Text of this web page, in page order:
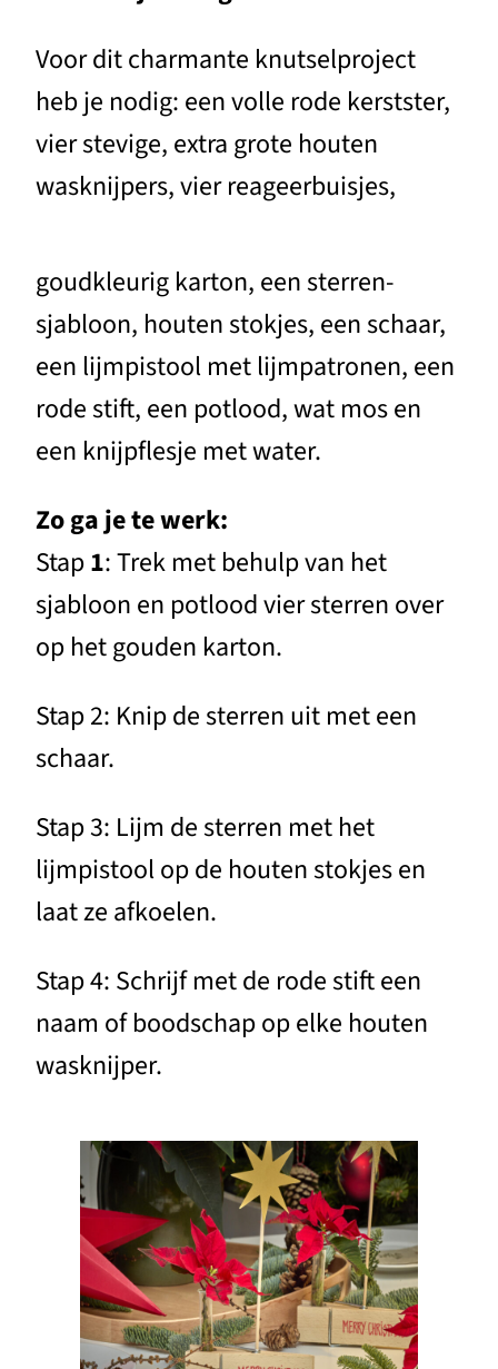
Voor dit charmante knutselproject
heb je nodig: een volle rode kerstster,
vier stevige, extra grote houten
wasknijpers, vier reageerbuisjes,
goudkleurig karton, een sterren-
sjabloon, houten stokjes, een schaar,
een lijmpistool met lijmpatronen, een
rode stift, een potlood, wat mos en
een knijpflesje met water.
Zo ga je te werk:
Stap1: Trek met behulp van het
sjabloon en potlood vier sterren over
op het gouden karton.
Stap 2: Knip de sterren uit met een
schaar.
Stap 3: Lijm de sterren met het
lijmpistool op de houten stokjes en
laat ze afkoelen.
Stap 4: Schrijf met de rode stift een
naam of boodschap op elke houten
wasknijper.